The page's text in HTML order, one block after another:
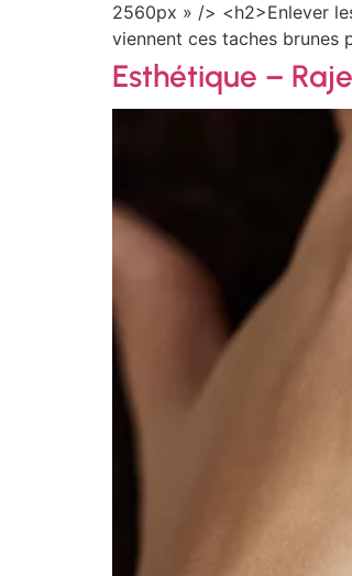
2560px » /> <h2>Enlever
viennent ces taches brunes
Esthétique –